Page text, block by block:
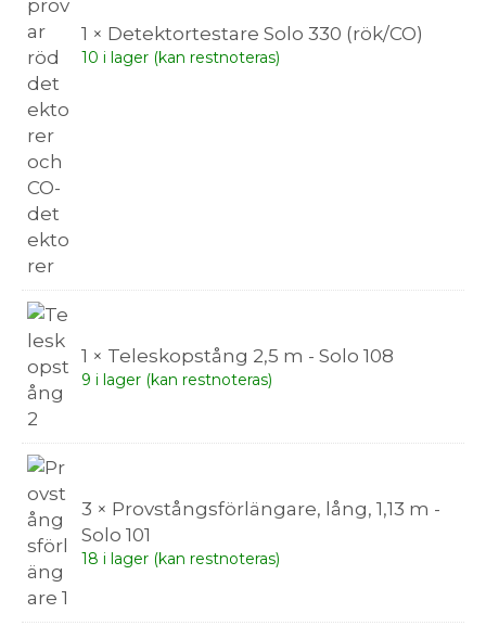
1 × Detektortestare Solo 330 (rök/CO)
10 i lager (kan restnoteras)
1 × Teleskopstång 2,5 m - Solo 108
9 i lager (kan restnoteras)
3 × Provstångsförlängare, lång, 1,13 m -
Solo 101
18 i lager (kan restnoteras)